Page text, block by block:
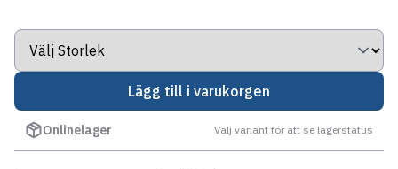
Lägg till i varukorgen
Onlinelager Välj variant för att se lagerstatus